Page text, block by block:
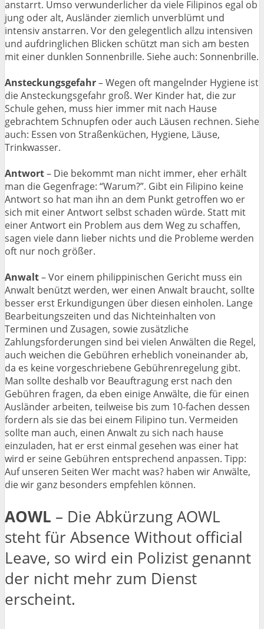
anstarrt. Umso verwunderlicher da viele Filipinos egal ob
jung oder alt, Ausländer ziemlich unverblümt und
intensiv anstarren. Vor den gelegentlich allzu intensiven
und aufdringlichen Blicken schützt man sich am besten
mit einer dunklen Sonnenbrille. Siehe auch: Sonnenbrille.
Ansteckungsgefahr– Wegen oft mangelnder Hygiene ist
die Ansteckungsgefahr groß. Wer Kinder hat, die zur
Schule gehen, muss hier immer mit nach Hause
gebrachtem Schnupfen oder auch Läusen rechnen. Siehe
auch: Essen von Straßenküchen, Hygiene, Läuse,
Trinkwasser.
Antwort– Die bekommt man nicht immer, eher erhält
man die Gegenfrage: “Warum?”. Gibt ein Filipino keine
Antwort so hat man ihn an dem Punkt getroffen wo er
sich mit einer Antwort selbst schaden würde. Statt mit
einer Antwort ein Problem aus dem Weg zu schaffen,
sagen viele dann lieber nichts und die Probleme werden
oft nur noch größer.
Anwalt– Vor einem philippinischen Gericht muss ein
Anwalt benützt werden, wer einen Anwalt braucht, sollte
besser erst Erkundigungen über diesen einholen. Lange
Bearbeitungszeiten und das Nichteinhalten von
Terminen und Zusagen, sowie zusätzliche
Zahlungsforderungen sind bei vielen Anwälten die Regel,
auch weichen die Gebühren erheblich voneinander ab,
da es keine vorgeschriebene Gebührenregelung gibt.
Man sollte deshalb vor Beauftragung erst nach den
Gebühren fragen, da eben einige Anwälte, die für einen
Ausländer arbeiten, teilweise bis zum 10-fachen dessen
fordern als sie das bei einem Filipino tun. Vermeiden
sollte man auch, einen Anwalt zu sich nach hause
einzuladen, hat er erst einmal gesehen was einer hat
wird er seine Gebühren entsprechend anpassen. Tipp:
Auf unseren Seiten Wer macht was? haben wir Anwälte,
die wir ganz besonders empfehlen können.
AOWL – Die Abkürzung AOWL
steht für Absence Without official
Leave, so wird ein Polizist genannt
der nicht mehr zum Dienst
erscheint.